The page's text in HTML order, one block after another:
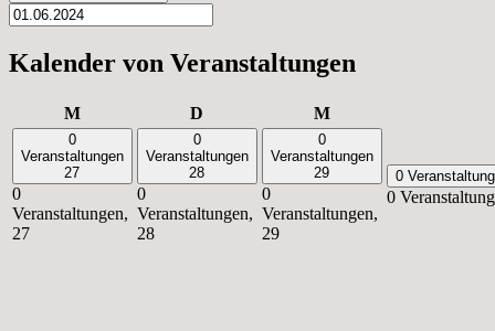
Kalender von Veranstaltungen
MMontag D MMittwoch
0
Veranstaltungen
27
0
Veranstaltungen,
27
0
Veranstaltungen
28
0
Veranstaltungen,
28
0
Veranstaltungen
29
0
Veranstaltungen,
29
0
0